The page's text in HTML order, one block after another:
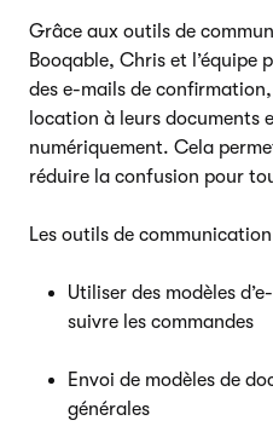
Grâce aux outils de
Booqable, Chris et l’équipe
des e-mails de
location à leurs documents
numériquement. Cela
réduire la confusion pour
Les outils de
Utiliser des modèles
suivre les commandes
Envoi de modèles de
générales